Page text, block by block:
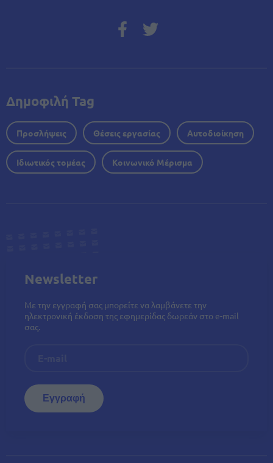
Δημοφιλή Tag
Προσλήψεις Θέσεις εργασίας Αυτοδιοίκηση
Ιδιωτικός τομέας Κοινωνικό Μέρισμα
Newsletter
Με την εγγραφή σας μπορείτε να λαμβάνετε την
ηλεκτρονική έκδοση της εφημερίδας δωρεάν στο e-mail
σας.